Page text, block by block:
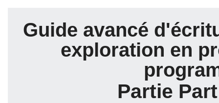
Guide avancé
exploration en
Partie